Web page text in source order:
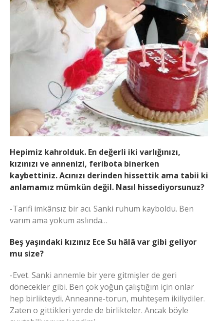
Hepimiz kahrolduk. En değerli iki varlığınızı,
kızınızı ve annenizi, feribota binerken
kaybettiniz. Acınızı derinden hissettik ama tabii ki
anlamamız mümkün değil. Nasıl hissediyorsunuz?
-Tarifi imkânsız bir acı. Sanki ruhum kayboldu. Ben
varım ama yokum aslında…
Beş yaşındaki kızınız Ece Su hâlâ var gibi geliyor
mu size?
-Evet. Sanki annemle bir yere gitmişler de geri
dönecekler gibi. Ben çok yoğun çalıştığım için onlar
hep birlikteydi. Anneanne-torun, muhteşem ikiliydiler.
Zaten o gittikleri yerde de birlikteler. Ancak böyle